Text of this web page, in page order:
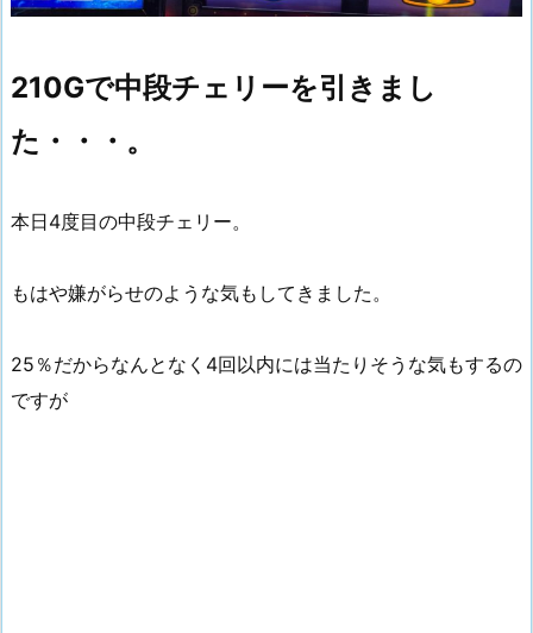
210Gで中段チェリーを引きまし
た・・・。
本日4度目の中段チェリー。
もはや嫌がらせのような気もしてきました。
25％だからなんとなく4回以内には当たりそうな気もするの
ですが